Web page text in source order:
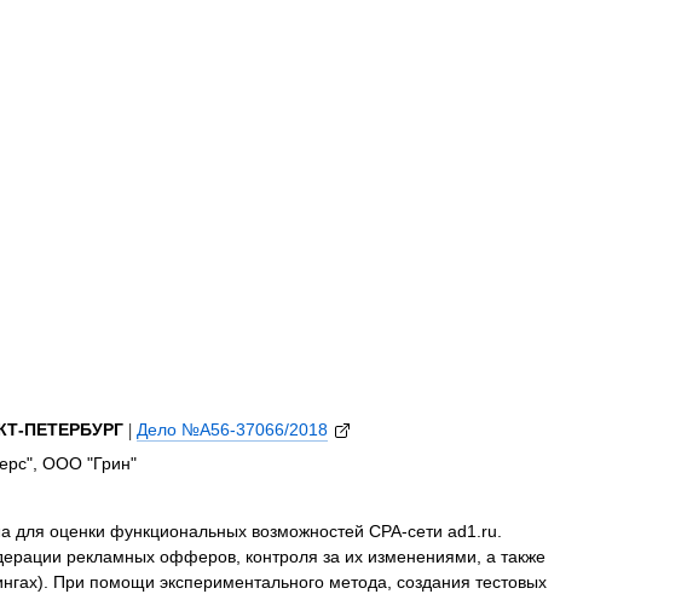
ПЕТЕРБУРГ | Дело №А56-37066/2018
ООО "Грин"
для оценки функциональных возможностей CPA-сети ad1.ru.
рекламных офферов, контроля за их изменениями, а также
При помощи экспериментального метода, создания тестовых